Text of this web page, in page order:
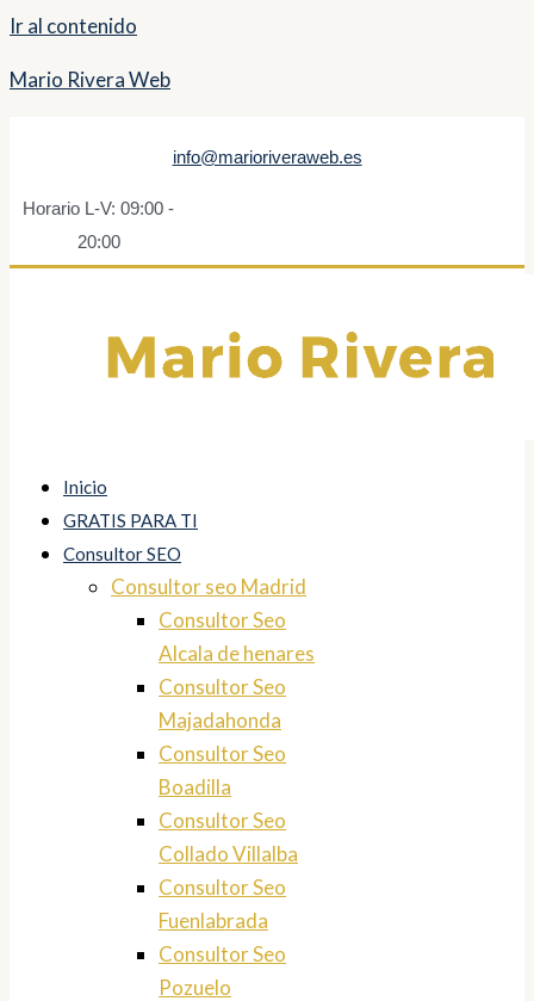
Ir al contenido
Mario Rivera Web
info@marioriveraweb.es
Horario L-V: 09:00 -
20:00
Inicio
GRATIS PARA TI
Consultor SEO
Consultor seo Madrid
Consultor Seo
Alcala de henares
Consultor Seo
Majadahonda
Consultor Seo
Boadilla
Consultor Seo
Collado Villalba
Consultor Seo
Fuenlabrada
Consultor Seo
Pozuelo